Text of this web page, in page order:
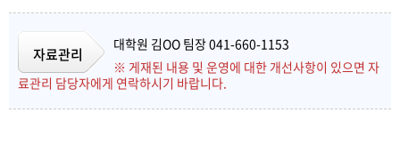
자료관리
대학원 김OO 팀장 041-660-1153
※ 게재된 내용 및 운영에 대한 개선사항이 있으면 자
료관리 담당자에게 연락하시기 바랍니다.